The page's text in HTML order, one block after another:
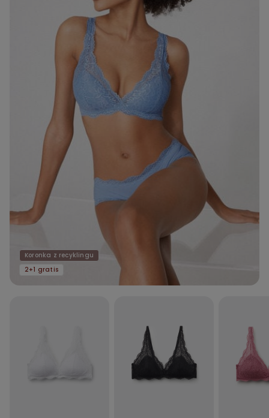
Koronka z recyklingu
2+1 gratis